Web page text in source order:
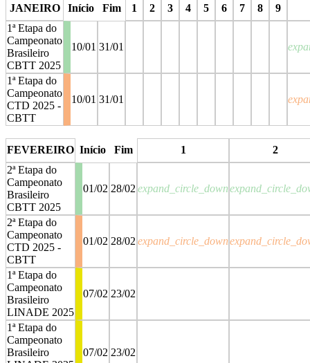
JANEIRO
Início Fim 1 2 3 4 5 6 7 8
9
1ª Etapa do
Campeonato
Brasileiro
CBTT 2025
10/01 31/01
1ª Etapa do
Campeonato
CTD 2025 -
CBTT
10/01 31/01
FEVEREIRO Início Fim 1
2
2ª Etapa do
Campeonato
Brasileiro
CBTT 2025
01/02 28/02 expand_circle_down
2ª Etapa do
Campeonato
CTD 2025 -
CBTT
01/02 28/02 expand_circle_down
1ª Etapa do
Campeonato
Brasileiro
LINADE 2025
07/02 23/02
1ª Etapa do
Campeonato
Brasileiro
07/02 23/02